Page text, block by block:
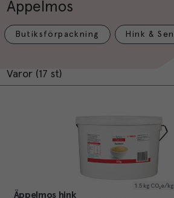
Äppelmos
Butiksförpackning Hink &
Varor (17 st)
1.5 kg CO₂e/kg
Äppelmos hink